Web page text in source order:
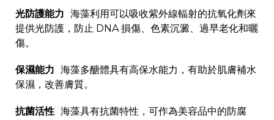
光防護能力 海藻利用可以吸收紫外線輻射的抗氧化劑來
提供光防護，防止 DNA 損傷、色素沉澱、過早老化和曬
傷。
保濕能力 海藻多醣體具有高保水能力，有助於肌膚補水
保濕，改善膚質。
抗菌活性 海藻具有抗菌特性，可作為美容品中的防腐